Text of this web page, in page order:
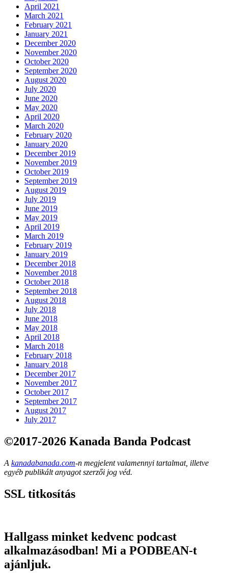
April 2021
March 2021
February 2021
January 2021
December 2020
November 2020
October 2020
September 2020
August 2020
July 2020
June 2020
May 2020
April 2020
March 2020
February 2020
January 2020
December 2019
November 2019
October 2019
September 2019
August 2019
July 2019
June 2019
May 2019
April 2019
March 2019
February 2019
January 2019
December 2018
November 2018
October 2018
September 2018
August 2018
July 2018
June 2018
May 2018
April 2018
March 2018
February 2018
January 2018
December 2017
November 2017
October 2017
September 2017
August 2017
July 2017
©2017-2026 Kanada Banda Podcast
A kanadabanada.com-n megjelent valamennyi tartalmat, illetve
egyéb publikált anyagot szerzői jog véd.
SSL titkosítás
Hallgass minket kedvenc podcast
alkalmazásodban! Mi a PODBEAN-t
ajánljuk.